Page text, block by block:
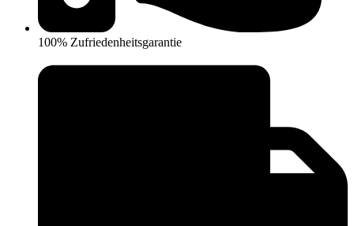
100% Zufriedenheitsgarantie